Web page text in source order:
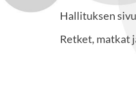
Hallituksen
Retket, matkat